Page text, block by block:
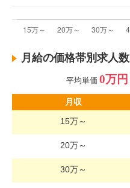
月給の価格帯別求人数
平均単価 0万円
月収
15万～
20万～
30万～